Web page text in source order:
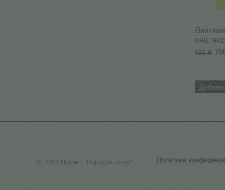
она,
995 Р
ⓒ 2023 Проект "Порядок слов" Политика